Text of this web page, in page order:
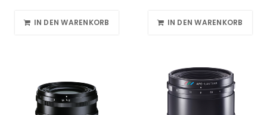
IN DEN WARENKORB IN DEN WARENKORB